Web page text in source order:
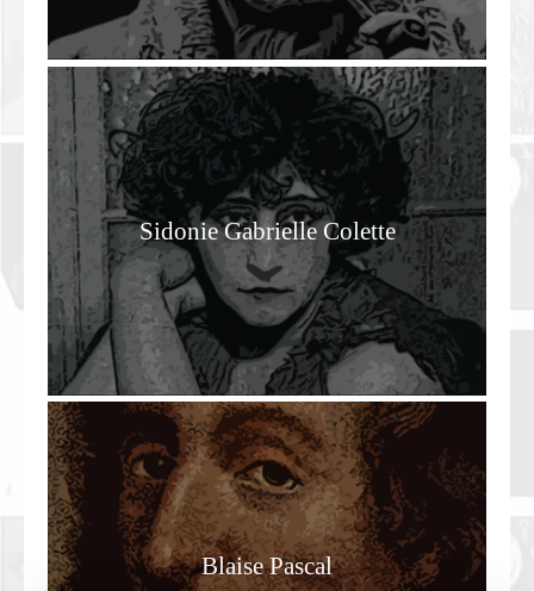
Sidonie Gabrielle Colette
Blaise Pascal